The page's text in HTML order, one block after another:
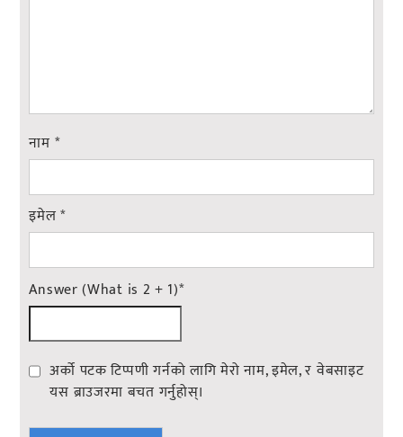
नाम *
इमेल*
Answer (What is 2 + 1)*
अर्को पटक टिप्पणी गर्नको लागि मेरो नाम, इमेल, र वेबसाइट
यस ब्राउजरमा बचत गर्नुहोस्।